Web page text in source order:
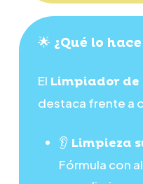
🌟 ¿Qué lo
El Limpiador de
destaca frente a
👂 Limpieza
Fórmula con